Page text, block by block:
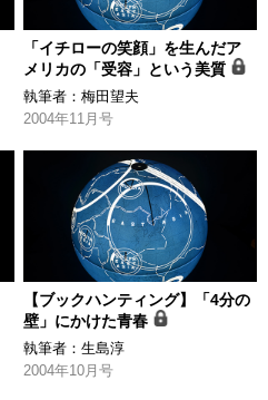
「イチローの笑顔」を生んだア
メリカの「受容」という美質
執筆者：梅田望夫
2004年11月号
【ブックハンティング】「4分の
壁」にかけた青春
執筆者：生島淳
2004年10月号